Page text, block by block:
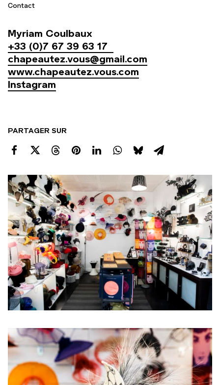
Contact
Myriam Coulbaux
+33 (0)7 67 39 63 17
chapeautez.vous@gmail.com
www.chapeautez.vous.com
Instagram
PARTAGER SUR